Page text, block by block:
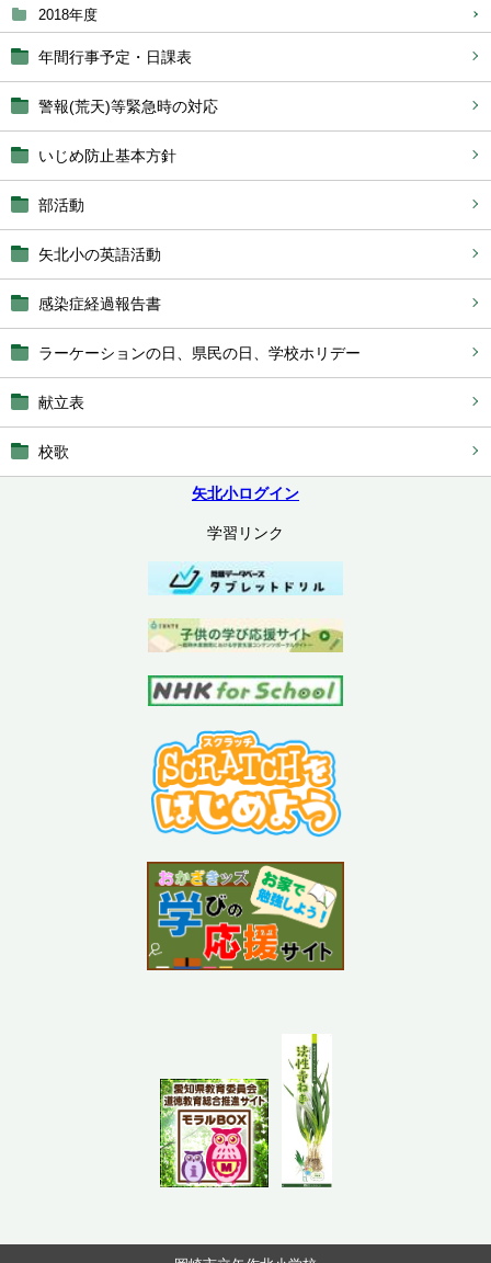
2018年度
年間行事予定・日課表
警報(荒天)等緊急時の対応
いじめ防止基本方針
部活動
矢北小の英語活動
感染症経過報告書
ラーケーションの日、県民の日、学校ホリデー
献立表
校歌
矢北小ログイン
学習リンク